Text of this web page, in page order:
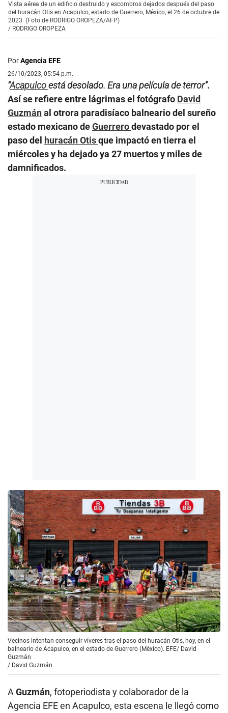
Vista aérea de un edificio destruido y escombros dejados después del paso
del huracán Otis en Acapulco, estado de Guerrero, México, el 26 de octubre de
2023. (Foto de RODRIGO OROPEZA/AFP)
/ RODRIGO OROPEZA
PorAgencia EFE
26/10/2023, 05:54 p.m.
“Acapulcoestá desolado. Era una película de terror”.
Así se refiere entre lágrimas el fotógrafo David
Guzmánal otrora paradisíaco balneario del sureño
estado mexicano deGuerrerodevastado por el
paso del huracán Otisque impactó en tierra el
miércoles y ha dejado ya 27 muertos y miles de
damnificados.
Vecinos intentan conseguir víveres tras el paso del huracán Otis, hoy, en el
balneario de Acapulco, en el estado de Guerrero (México). EFE/ David
Guzmán
/ David Guzmán
A Guzmán, fotoperiodista y colaborador de la
Agencia EFE en Acapulco, esta escena le llegó como